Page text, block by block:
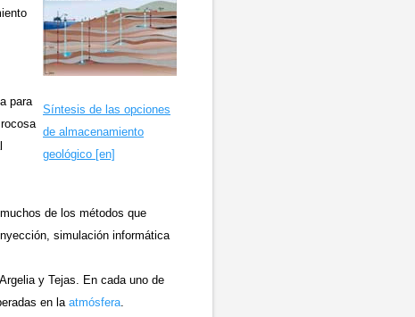
Síntesis de las opciones
de almacenamiento
geológico [en]
para
de los métodos que
simulación informática
y Tejas. En cada uno de
en la atmósfera